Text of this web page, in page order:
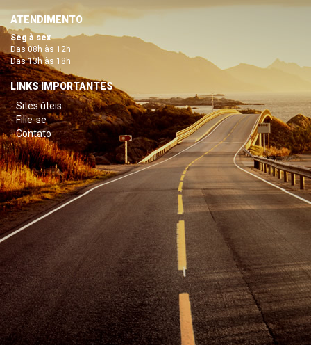
ATENDIMENTO
Seg à sex
Das 08h às 12h
Das 13h às 18h
LINKS IMPORTANTES
- Sites úteis
- Filie-se
- Contato